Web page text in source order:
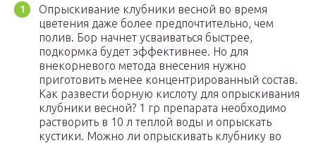
Опрыскивание клубники весной во время
цветения даже более предпочтительно, чем
полив. Бор начнет усваиваться быстрее,
подкормка будет эффективнее. Но для
внекорневого метода внесения нужно
приготовить менее концентрированный состав.
Как развести борную кислоту для опрыскивания
клубники весной? 1 гр препарата необходимо
растворить в 10 л теплой воды и опрыскать
кустики. Можно ли опрыскивать клубнику во